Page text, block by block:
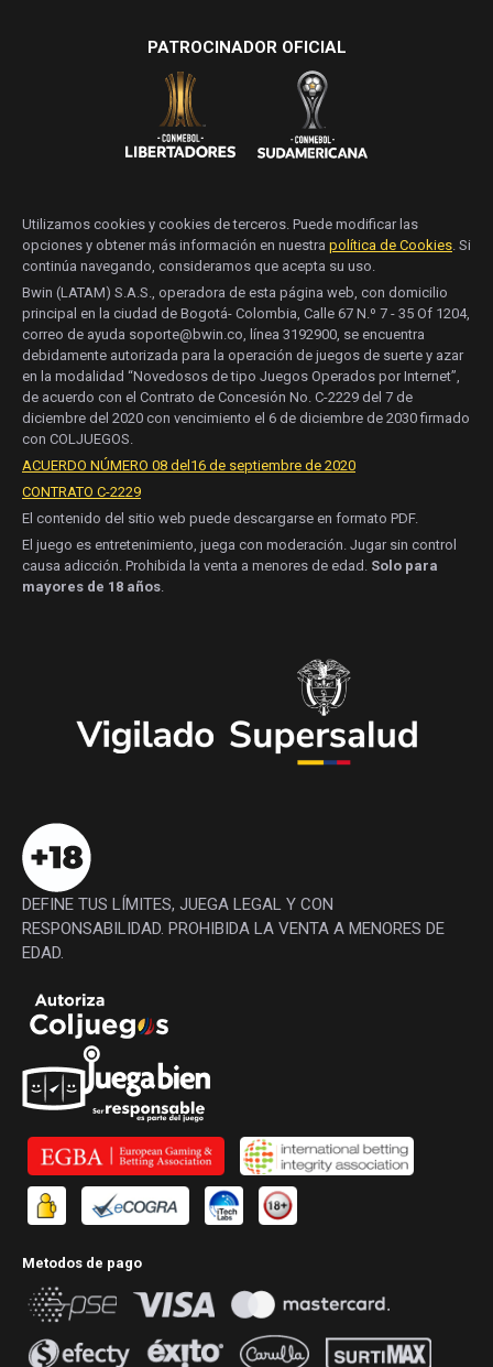
PATROCINADOR OFICIAL
Utilizamos cookies y cookies de terceros. Puede modificar las
opciones y obtener más información en nuestra política de Cookies. Si
continúa navegando, consideramos que acepta su uso.
Bwin (LATAM) S.A.S., operadora de esta página web, con domicilio
principal en la ciudad de Bogotá- Colombia, Calle 67 N.º 7 - 35 Of 1204,
correo de ayuda soporte@bwin.co, línea 3192900, se encuentra
debidamente autorizada para la operación de juegos de suerte y azar
en la modalidad “Novedosos de tipo Juegos Operados por Internet”,
de acuerdo con el Contrato de Concesión No. C-2229 del 7 de
diciembre del 2020 con vencimiento el 6 de diciembre de 2030 firmado
con COLJUEGOS.
ACUERDO NÚMERO 08 del16 de septiembre de 2020
CONTRATO C-2229
El contenido del sitio web puede descargarse en formato PDF.
El juego es entretenimiento, juega con moderación. Jugar sin control
causa adicción. Prohibida la venta a menores de edad. Solo para
mayores de 18 años.
DEFINE TUS LÍMITES, JUEGA LEGAL Y CON
RESPONSABILIDAD. PROHIBIDA LA VENTA A MENORES DE
EDAD.
Metodos de pago